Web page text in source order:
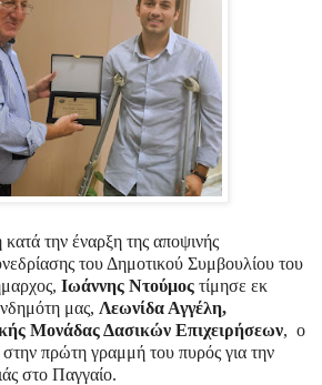
την έναρξη της αποψινής
του Δημοτικού Συμβουλίου του
Ιωάννης Ντούμος τίμησε εκ
μας, Λεωνίδα Αγγέλη,
Μονάδας Δασικών Επιχειρήσεων, ο
πρώτη γραμμή του πυρός για την
στο Παγγαίο.